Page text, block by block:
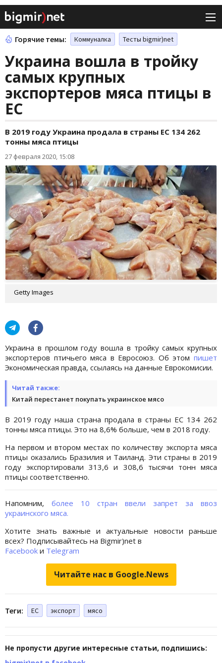
Горячие темы: Коммуналка Тесты bigmir)net
Украина вошла в тройку
самых крупных
экспортеров мяса птицы в
ЕС
В 2019 году Украина продала в страны ЕС 134 262
тонны мяса птицы
27 февраля 2020, 15:08
Getty Images
Украина в прошлом году вошла в тройку самых крупных
экспортеров птичьего мяса в Евросоюз. Об этом пишет
Экономическая правда, ссылаясь на данные Еврокомисии.
Читай также:
Китай перестанет покупать украинское мясо
В 2019 году наша страна продала в страны ЕС 134 262
тонны мяса птицы. Это на 8,6% больше, чем в 2018 году.
На первом и втором местах по количеству экспорта мяса
птицы оказались Бразилия и Таиланд. Эти страны в 2019
году экспортировали 313,6 и 308,6 тысячи тонн мяса
птицы соответственно.
Напомним, более 10 стран ввели запрет за ввоз
украинского мяса.
Хотите знать важные и актуальные новости раньше
всех? Подписывайтесь на Bigmir)net в
Facebook и Telegram
Читайте нас в Google.News
Теги: ЕС экспорт мясо
Не пропусти другие интересные статьи, подпишись: